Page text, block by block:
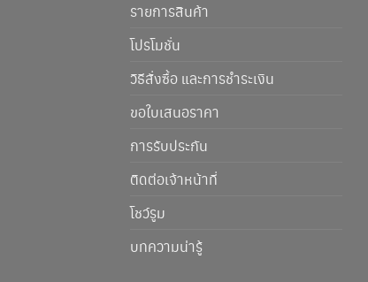
รายการสินค้า
โปรโมชั่น
วิธีสั่งซื้อ และการชำระเงิน
ขอใบเสนอราคา
การรับประกัน
ติดต่อเจ้าหน้าที่
โชว์รูม
บทความน่ารู้